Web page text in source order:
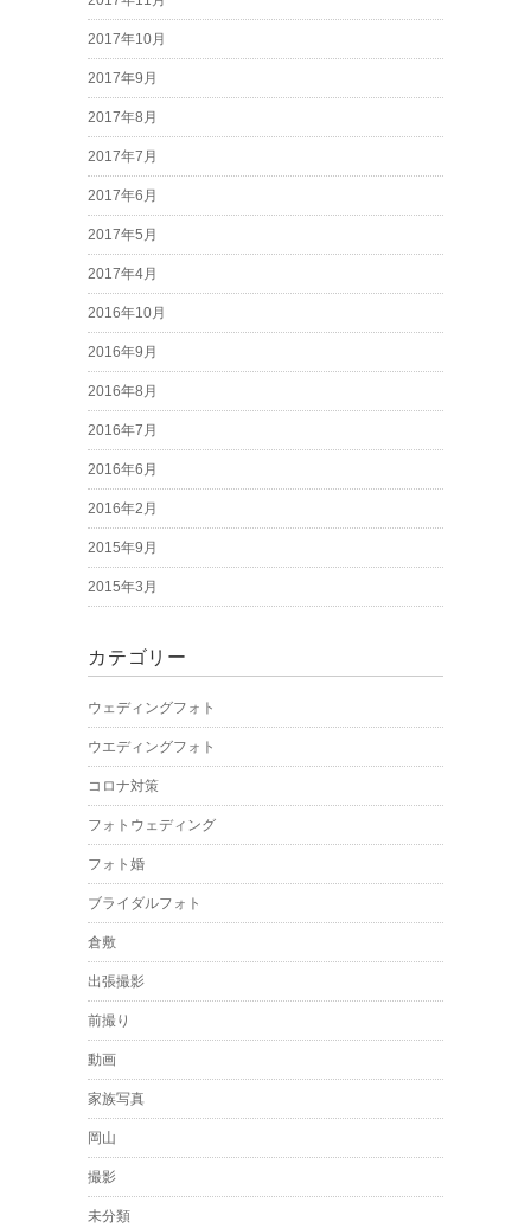
2017年10月
2017年9月
2017年8月
2017年7月
2017年6月
2017年5月
2017年4月
2016年10月
2016年9月
2016年8月
2016年7月
2016年6月
2016年2月
2015年9月
2015年3月
カテゴリー
ウェディングフォト
ウエディングフォト
コロナ対策
フォトウェディング
フォト婚
ブライダルフォト
倉敷
出張撮影
前撮り
動画
家族写真
岡山
撮影
未分類